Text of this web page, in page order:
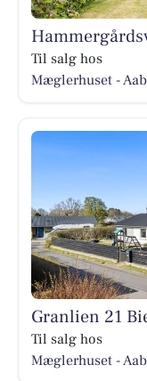
Til salg hos
Mæglerhuset -
Granlien 21
Til salg hos
Mæglerhuset -